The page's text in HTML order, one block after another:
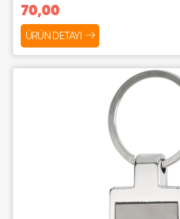
70,00
ÜRÜN DETAYI